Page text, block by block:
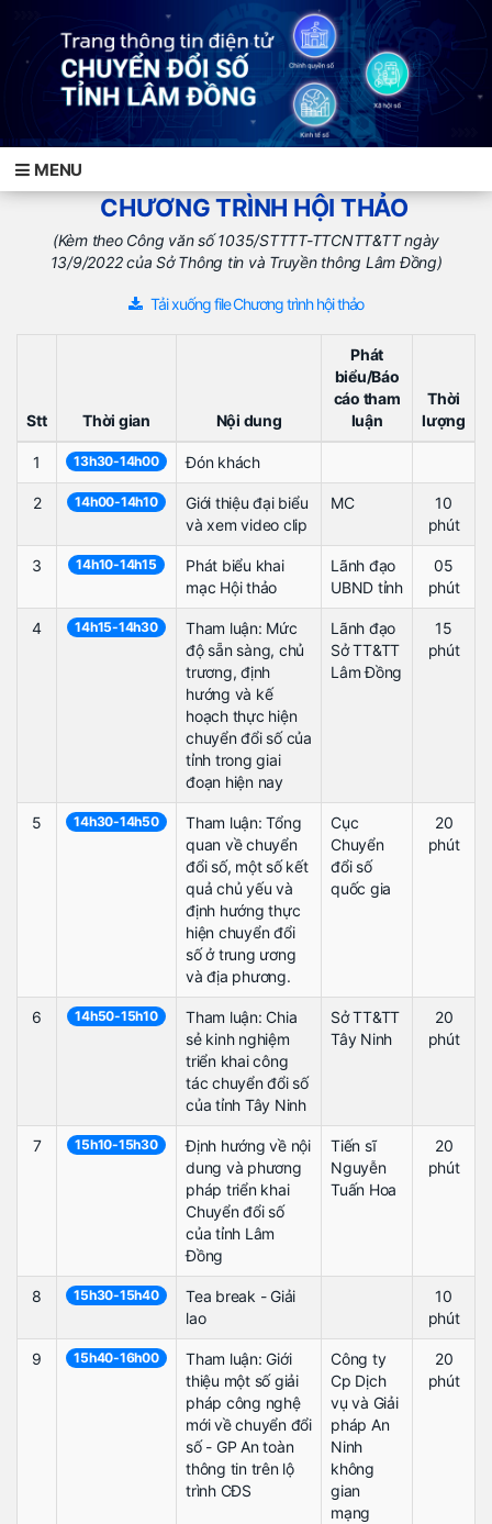
MENU
CHƯƠNG TRÌNH HỘI THẢO
(Kèm theo Công văn số 1035/STTTT-TTCNTT&TT ngày
13/9/2022 của Sở Thông tin và Truyền thông Lâm Đồng)
Tải xuống file Chương trình hội thảo
Stt Thời gian Nội dung
Phát
biểu/Báo
cáo tham
luận
Thời
lượng
1 13h30-14h00 Đón khách
2 14h00-14h10
Giới thiệu đại biểu
và xem video clip
MC
10
phút
3 14h10-14h15
Phát biểu khai
mạc Hội thảo
Lãnh đạo
UBND tỉnh
05
phút
4 14h15-14h30
Tham luận: Mức
độ sẵn sàng, chủ
trương, định
hướng và kế
hoạch thực hiện
chuyển đổi số của
tỉnh trong giai
đoạn hiện nay
Lãnh đạo
Sở TT&TT
Lâm Đồng
15
phút
5 14h30-14h50
Tham luận: Tổng
quan về chuyển
đổi số, một số kết
quả chủ yếu và
định hướng thực
hiện chuyển đổi
số ở trung ương
và địa phương.
Cục
Chuyển
đổi số
quốc gia
20
phút
6 14h50-15h10
Tham luận: Chia
sẻ kinh nghiệm
triển khai công
tác chuyển đổi số
của tỉnh Tây Ninh
Sở TT&TT
Tây Ninh
20
phút
7 15h10-15h30
Định hướng về nội
dung và phương
pháp triển khai
Chuyển đổi số
của tỉnh Lâm
Đồng
Tiến sĩ
Nguyễn
Tuấn Hoa
20
phút
8 15h30-15h40
Tea break - Giải
lao
10
phút
9 15h40-16h00
Tham luận: Giới
thiệu một số giải
pháp công nghệ
mới về chuyển đổi
số - GP An toàn
thông tin trên lộ
trình CĐS
Công ty
Cp Dịch
vụ và Giải
pháp An
Ninh
không
gian
mạng
20
phút